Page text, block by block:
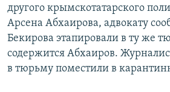
другого крымскотатарского
Арсена Абхаирова, адвокату
Бекирова этапировали в ту же
содержится Абхаиров.
в тюрьму поместили в